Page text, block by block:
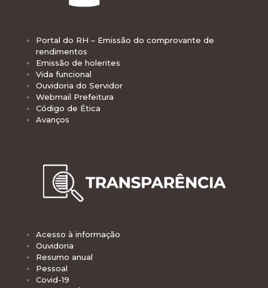
Portal do RH – Emissão do comprovante de
rendimentos
Emissão de holerites
Vida funcional
Ouvidoria do Servidor
Webmail Prefeitura
Código de Ética
Avanços
Acesso à informação
Ouvidoria
Resumo anual
Pessoal
Covid-19